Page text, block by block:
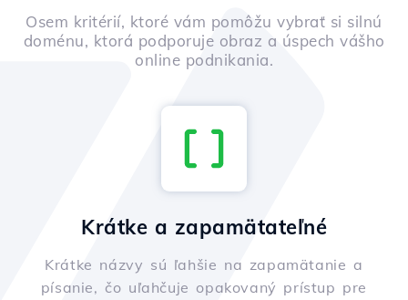
Osem kritérií, ktoré vám pomôžu vybrať si silnú
doménu, ktorá podporuje obraz a úspech vášho
online podnikania.
Krátke a zapamätateľné
Krátke názvy sú ľahšie na zapamätanie a
písanie, čo uľahčuje opakovaný prístup pre